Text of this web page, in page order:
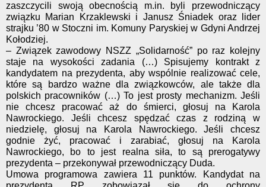
zaszczycili swoją obecnością m.in. byli przewodniczący
związku Marian Krzaklewski i Janusz Śniadek oraz lider
strajku ’80 w Stoczni im. Komuny Paryskiej w Gdyni Andrzej
Kołodziej.
– Związek zawodowy NSZZ „Solidarność” po raz kolejny
staje na wysokości zadania (…) Spisujemy kontrakt z
kandydatem na prezydenta, aby wspólnie realizować cele,
które są bardzo ważne dla związkowców, ale także dla
polskich pracowników (…) To jest prosty mechanizm. Jeśli
nie chcesz pracować aż do śmierci, głosuj na Karola
Nawrockiego. Jeśli chcesz spędzać czas z rodziną w
niedzielę, głosuj na Karola Nawrockiego. Jeśli chcesz
godnie żyć, pracować i zarabiać, głosuj na Karola
Nawrockiego, bo to jest realna siła, to są prerogatywy
prezydenta – przekonywał przewodniczący Duda.
Umowa programowa zawiera 11 punktów. Kandydat na